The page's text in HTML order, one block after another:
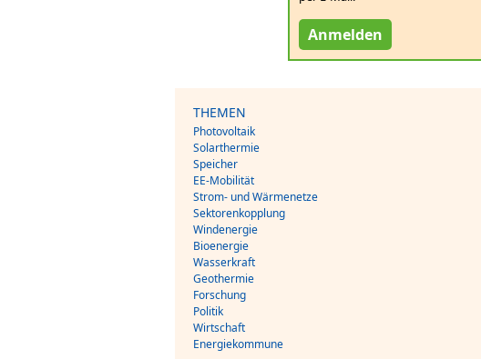
Anmelden
THEMEN
Photovoltaik
Solarthermie
Speicher
EE-Mobilität
Strom- und Wärmenetze
Sektorenkopplung
Windenergie
Bioenergie
Wasserkraft
Geothermie
Forschung
Politik
Wirtschaft
Energiekommune